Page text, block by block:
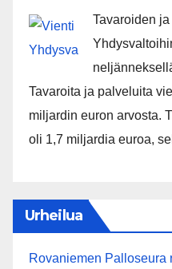
Tavaroiden
Tavaroita ja palveluita
miljardin euron arvosta.
oli 1,7 miljardia euroa,
Urheilua
Rovaniemen Palloseura